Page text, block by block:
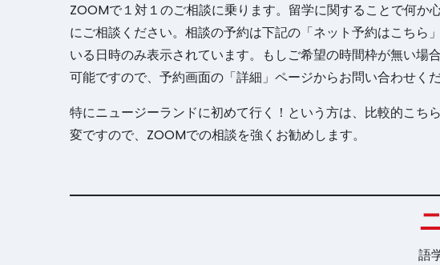
ZOOMで１対１のご相談に乗ります。留学に関することで何
にご相談ください。相談の予約は下記の「ネット予約はこちら
いる日時のみ表示されています。もしご希望の時間枠が無い
可能ですので、予約画面の「詳細」ページからお問い合わせくだ
特にニュージーランドに初めて行く！という方は、比較的こち
変ですので、ZOOMでの相談を強くお勧めします。
語